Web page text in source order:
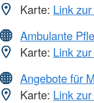
Karte: Link
Ambulante
Karte: Link
Angebote für
Karte: Link